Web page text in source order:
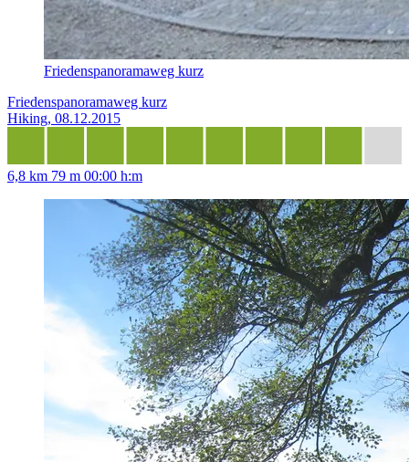
Friedenspanoramaweg kurz
Friedenspanoramaweg kurz
Hiking, 08.12.2015
6,8 km 79 m 00:00 h:m